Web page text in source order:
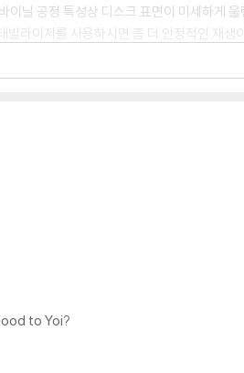
이닐 공정 특성상 디스크 표면이 미세하게
빌라이저를 사용하시면 좀 더 안정적인 재생
소화 하고 반복 재생시에도 최대한 일관되게
센터 홀을 조정하시면 해결됩니다.
와 실제 색상이 차이가 날 수 있습니다.
에서 다른 색상 염료가 섞여 얼룩과 번짐, 반
요청 시에는 불량 확인을 위해 개봉 시의
재킷에 손상이 발생할 가능성이 높고 재판
to Yoi?